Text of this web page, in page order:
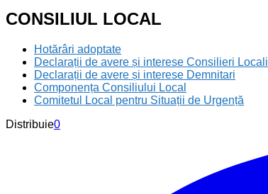
CONSILIUL LOCAL
Hotărâri adoptate
Declarații de avere și interese Consilieri Locali
Declarații de avere și interese Demnitari
Componența Consiliului Local
Comitetul Local pentru Situații de Urgență
Distribuie0